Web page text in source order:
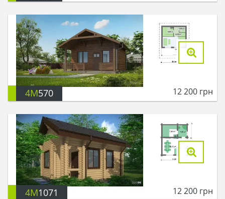
4M570 12 200 грн
4M1071 12 200 грн